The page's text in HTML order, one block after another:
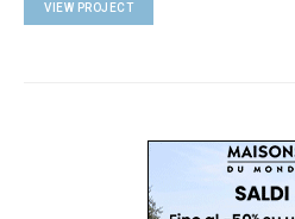
VIEW PROJECT